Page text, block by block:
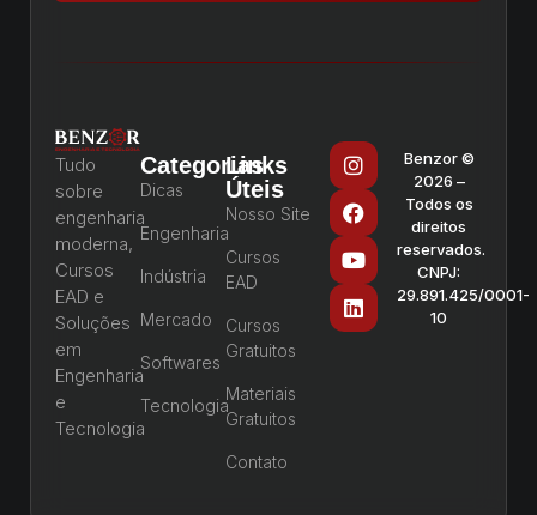
Tudo
sobre
engenharia
moderna,
Cursos
EAD e
Soluções
em
Engenharia
e
Tecnologia
Categorias
Dicas
Engenharia
Indústria
Mercado
Softwares
Tecnologia
Links
Úteis
Nosso Site
Cursos
EAD
Cursos
Gratuitos
Materiais
Gratuitos
Contato
Benzor ©
2026 –
Todos os
direitos
reservados.
CNPJ:
29.891.425/0001-
10